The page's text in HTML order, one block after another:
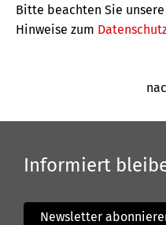
Bitte beachten Sie unsere
Hinweise zum
Informiert
Newsletter